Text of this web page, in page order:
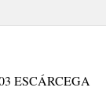
ESCÁRCEGA